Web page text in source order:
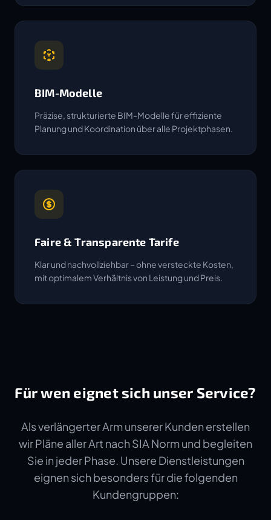
BIM-Modelle
Präzise, strukturierte BIM-Modelle für effiziente
Planung und Koordination über alle Projektphasen.
Faire & Transparente Tarife
Klar und nachvollziehbar – ohne versteckte Kosten,
mit optimalem Verhältnis von Leistung und Preis.
Für wen eignet sich unser Service?
Als verlängerter Arm unserer Kunden erstellen
wir Pläne aller Art nach SIA Norm und begleiten
Sie in jeder Phase. Unsere Dienstleistungen
eignen sich besonders für die folgenden
Kundengruppen: